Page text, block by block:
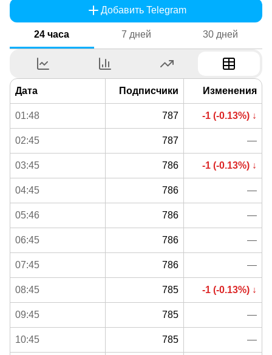
Добавить Telegram
24 часа 7 дней 30 дней
Дата Подписчики Изменения
01:48 787 -1 (-0.13%) ↓
02:45 787 —
03:45 786 -1 (-0.13%) ↓
04:45 786 —
05:46 786 —
06:45 786 —
07:45 786 —
08:45 785 -1 (-0.13%) ↓
09:45 785 —
10:45 785 —